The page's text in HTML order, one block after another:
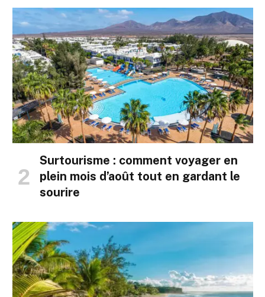
Surtourisme : comment voyager en
plein mois d’août tout en gardant le
sourire